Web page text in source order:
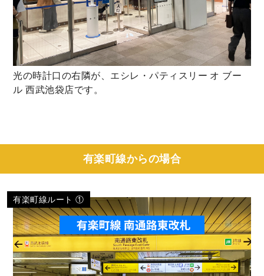
光の時計口の右隣が、エシレ・パティスリー オ ブー
ル 西武池袋店です。
有楽町線からの場合
有楽町線ルート ①